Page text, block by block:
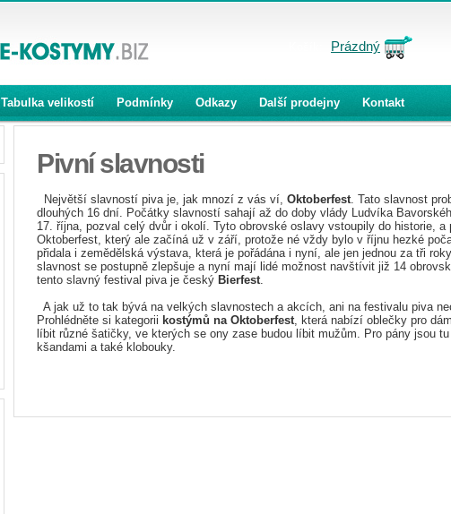
Prázdný
Tabulka velikostí Podmínky Odkazy Další prodejny Kontakt
Pivní slavnosti
Největší slavností piva je, jak mnozí z vás ví, Oktoberfest. Tato slavnost
dlouhých 16 dní. Počátky slavností sahají až do doby vlády Ludvíka
17. října, pozval celý dvůr i okolí. Tyto obrovské oslavy vstoupily do historie, a
Oktoberfest, který ale začíná už v září, protože né vždy bylo v říjnu hezké
přidala i zemědělská výstava, která je pořádána i nyní, ale jen jednou za tři
slavnost se postupně zlepšuje a nyní mají lidé možnost navštívit již 14
tento slavný festival piva je český Bierfest.
A jak už to tak bývá na velkých slavnostech a akcích, ani na festivalu piva
Prohlédněte si kategorii kostýmů na Oktoberfest, která nabízí oblečky pro
líbit různé šatičky, ve kterých se ony zase budou líbit mužům. Pro pány jsou
kšandami a také klobouky.